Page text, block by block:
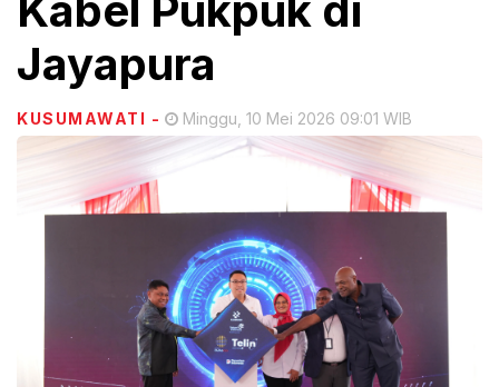
Jayapura
KUSUMAWATI - Minggu, 10 Mei 2026 09:01 WIB